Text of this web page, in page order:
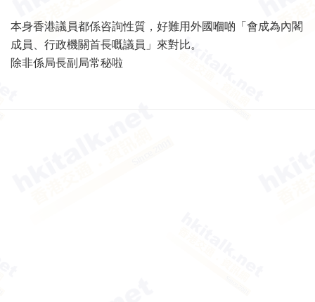
本身香港議員都係咨詢性質，好難用外國嗰啲「會成為內閣
成員、行政機關首長嘅議員」來對比。
除非係局長副局常秘啦